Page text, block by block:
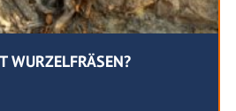
WURZELFRÄSEN?